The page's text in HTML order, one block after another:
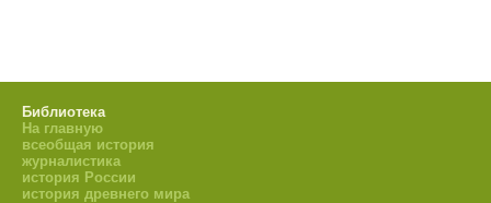
Библиотека
На главную
всеобщая история
журналистика
история России
история древнего мира